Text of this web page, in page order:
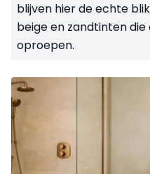
blijven hier de echte
beige en zandtinten die
oproepen.